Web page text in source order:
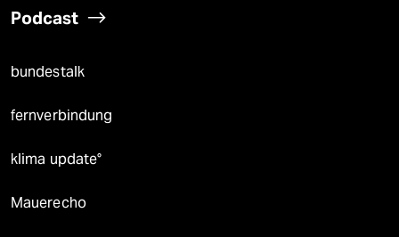
Podcast
bundestalk
fernverbindung
klima update°
Mauerecho